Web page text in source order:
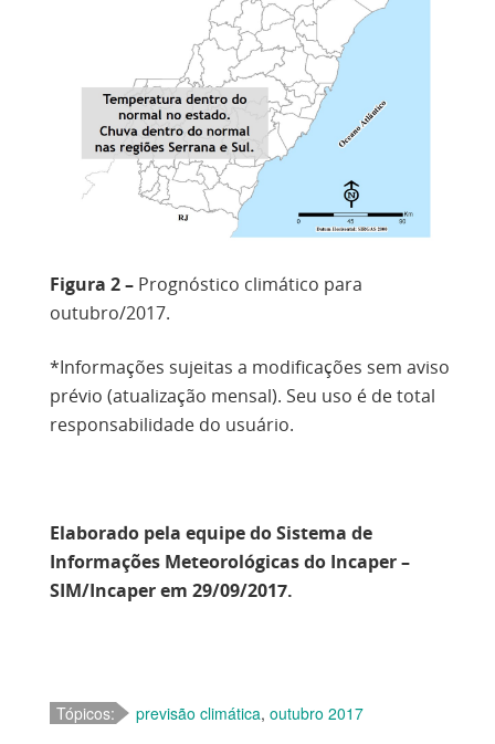
Figura 2 – Prognóstico climático para
outubro/2017.
*Informações sujeitas a modificações sem aviso
prévio (atualização mensal). Seu uso é de total
responsabilidade do usuário.
Elaborado pela equipe do Sistema de
Informações Meteorológicas do Incaper –
SIM/Incaper em 29/09/2017.
Tópicos: previsão climática, outubro 2017